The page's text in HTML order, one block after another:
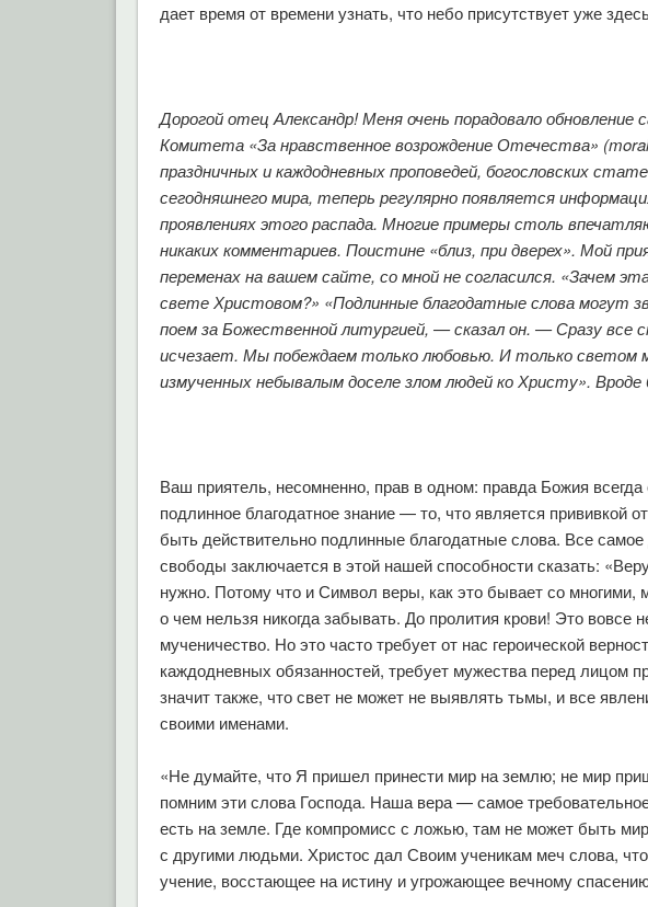
дает время от времени узнать, что небо присутствует уже
Дорогой отец Александр! Меня очень порадовало
Комитета «За нравственное возрождение Отечества»
праздничных и каждодневных проповедей, богословских
сегодняшнего мира, теперь регулярно появляется
проявлениях этого распада. Многие примеры столь
никаких комментариев. Поистине «близ, при дверех». Мой
переменах на вашем сайте, со мной не согласился. «Зачем
свете Христовом?» «Подлинные благодатные слова могут
поем за Божественной литургией, — сказал он. — Сразу
исчезает. Мы побеждаем только любовью. И только светом
измученных небывалым доселе злом людей ко Христу».
Ваш приятель, несомненно, прав в одном: правда Божия
подлинное благодатное знание — то, что является прививкой
быть действительно подлинные благодатные слова. Все
свободы заключается в этой нашей способности сказать:
нужно. Потому что и Символ веры, как это бывает со многими,
о чем нельзя никогда забывать. До пролития крови! Это вовсе
мученичество. Но это часто требует от нас героической
каждодневных обязанностей, требует мужества перед лицом
значит также, что свет не может не выявлять тьмы, и все
своими именами.
«Не думайте, что Я пришел принести мир на землю; не мир
помним эти слова Господа. Наша вера — самое
есть на земле. Где компромисс с ложью, там не может быть
с другими людьми. Христос дал Своим ученикам меч слова,
учение, восстающее на истину и угрожающее вечному